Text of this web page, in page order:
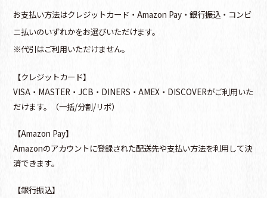
お支払い方法はクレジットカード・Amazon Pay・銀行振込・コンビ
ニ払いのいずれかをお選びいただけます。
※代引はご利用いただけません。
【クレジットカード】
VISA・MASTER・JCB・DINERS・AMEX・DISCOVERがご利用いた
だけます。（一括/分割/リボ）
【Amazon Pay】
Amazonのアカウントに登録された配送先や支払い方法を利用して決
済できます。
【銀行振込】